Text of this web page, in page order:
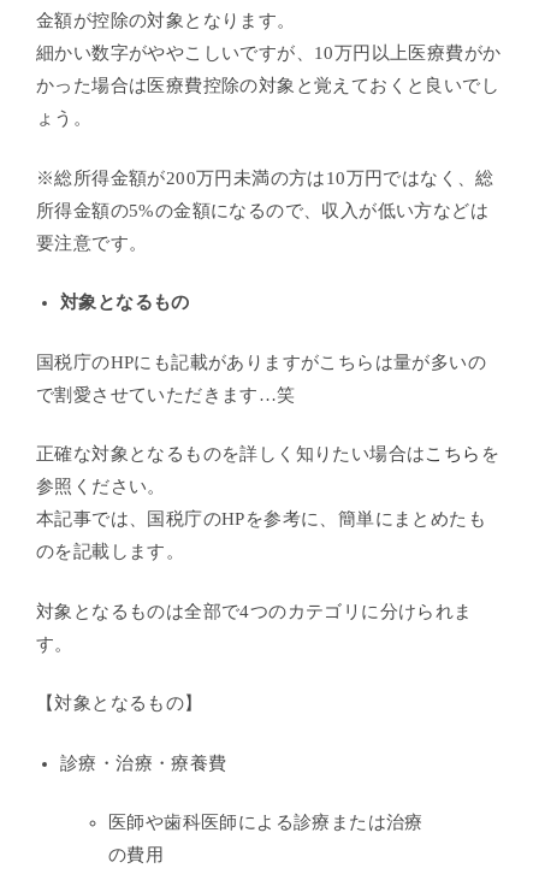
金額が控除の対象となります。
細かい数字がややこしいですが、10万円以上医療費がか
かった場合は医療費控除の対象と覚えておくと良いでし
ょう。
※総所得金額が200万円未満の方は10万円ではなく、総
所得金額の5%の金額になるので、収入が低い方などは
要注意です。
対象となるもの
国税庁のHPにも記載がありますがこちらは量が多いの
で割愛させていただきます…笑
正確な対象となるものを詳しく知りたい場合はこちら を
参照ください。
本記事では、国税庁のHPを参考に、簡単にまとめたも
のを記載します。
対象となるものは全部で4つのカテゴリに分けられま
す。
【対象となるもの】
診療・治療・療養費
医師や歯科医師による診療または治療
の費用